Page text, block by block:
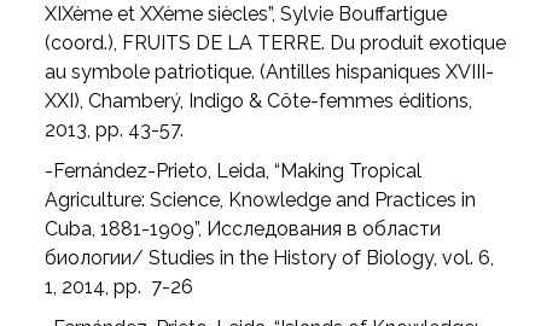
XIXème et XXème siècles”, Sylvie Bouffartigue
(coord.), FRUITS DE LA TERRE. Du produit exotique
au symbole patriotique. (Antilles hispaniques XVIII-
XXI), Chamberý, Indigo & Côte-femmes éditions,
2013, pp. 43-57.
-Fernández-Prieto, Leida, “Making Tropical
Agriculture: Science, Knowledge and Practices in
Cuba, 1881-1909”, Исследования в области
биологии/ Studies in the History of Biology, vol. 6,
1, 2014, pp. 7-26